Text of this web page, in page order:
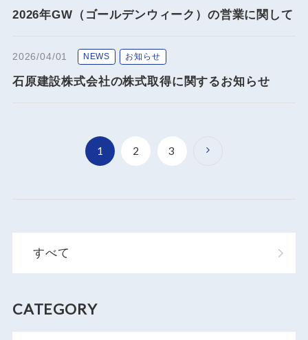
2026年GW（ゴールデンウィーク）の営業に関して
2026/04/01 NEWS お知らせ
石原建設株式会社の株式取得に関するお知らせ
1 2 3
すべて
CATEGORY